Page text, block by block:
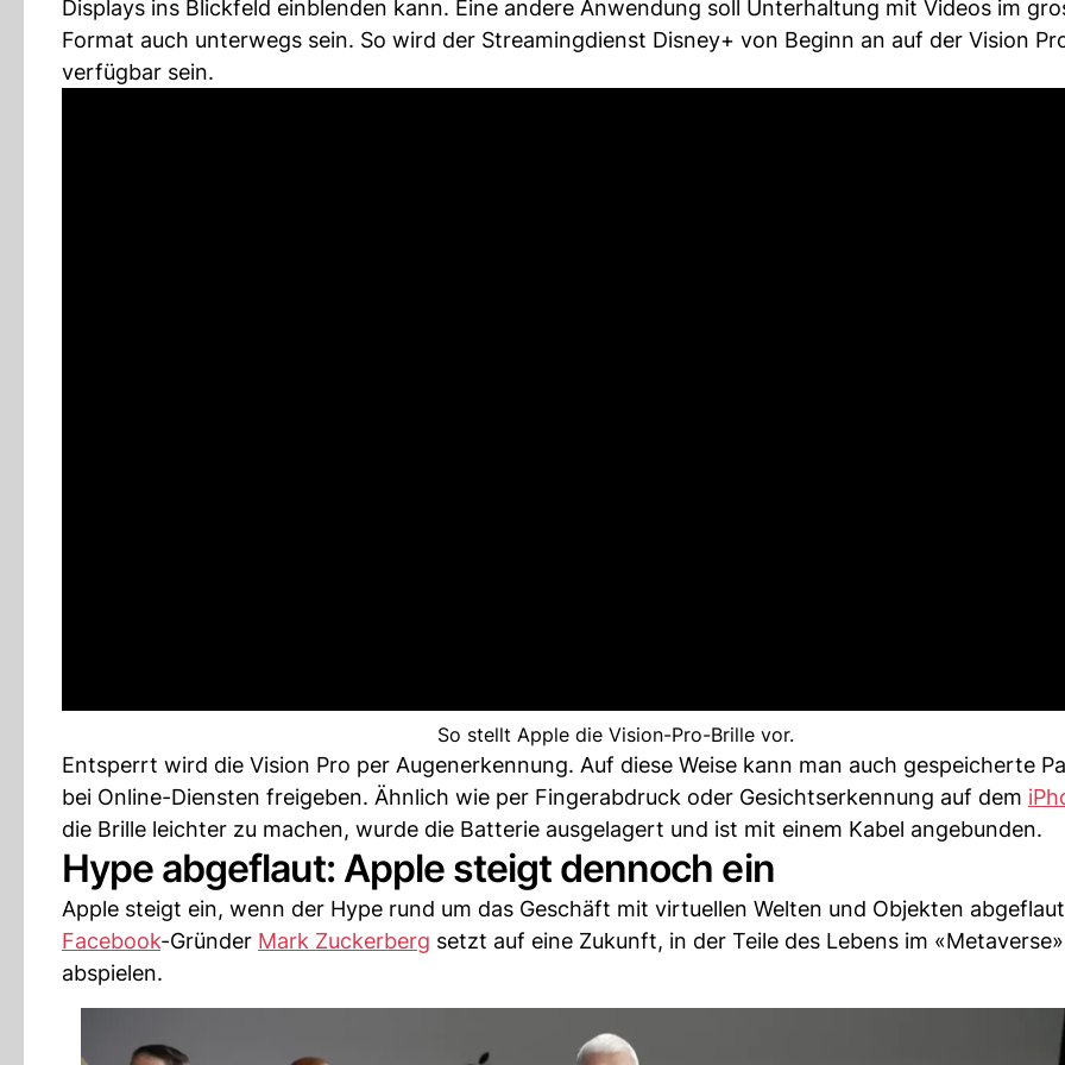
Displays ins Blickfeld einblenden kann. Eine andere Anwendung soll Unterhaltung mit Videos im
Format auch unterwegs sein. So wird der Streamingdienst Disney+ von Beginn an auf der Vision
verfügbar sein.
So stellt Apple die Vision-Pro-Brille vor.
Entsperrt wird die Vision Pro per Augenerkennung. Auf diese Weise kann man auch gespeicherte
bei Online-Diensten freigeben. Ähnlich wie per Fingerabdruck oder Gesichtserkennung auf dem
die Brille leichter zu machen, wurde die Batterie ausgelagert und ist mit einem Kabel angebunden.
Hype abgeflaut: Apple steigt dennoch ein
Apple steigt ein, wenn der Hype rund um das Geschäft mit virtuellen Welten und Objekten
Facebook-Gründer Mark Zuckerberg setzt auf eine Zukunft, in der Teile des Lebens im «Metaverse»
abspielen.